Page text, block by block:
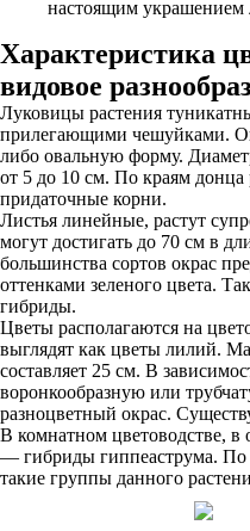
настоящим украшением
Характеристика
видовое
Луковицы растения
прилегающими чешуйками.
либо овальную форму.
от 5 до 10 см. По краям донца
придаточные корни.
Листья линейные, растут
могут достигать до 70 см в
большинства сортов окрас
оттенками зеленого цвета.
гибриды.
Цветы располагаются на
выглядят как цветы лилий.
составляет 25 см. В
воронкообразную или
разноцветный окрас.
В комнатном цветоводстве,
— гибриды гиппеаструма. По
такие группы данного